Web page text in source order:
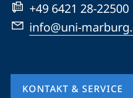
+49 6421 28-22500
info@uni-
KONTAKT & SERVICE